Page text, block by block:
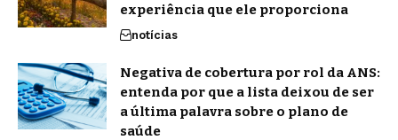
experiência que ele proporciona
notícias
Negativa de cobertura por rol da ANS:
entenda por que a lista deixou de ser
a última palavra sobre o plano de
saúde